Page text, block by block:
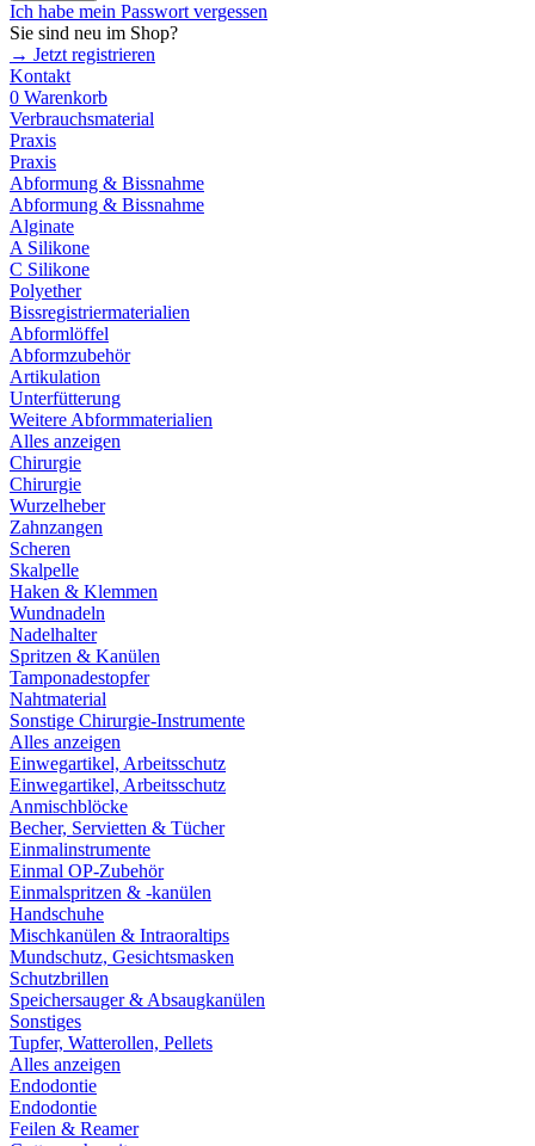
Ich habe mein Passwort vergessen
Sie sind neu im Shop?
→ Jetzt registrieren
Kontakt
0 Warenkorb
Verbrauchsmaterial
Praxis
Praxis
Abformung & Bissnahme
Abformung & Bissnahme
Alginate
A Silikone
C Silikone
Polyether
Bissregistriermaterialien
Abformlöffel
Abformzubehör
Artikulation
Unterfütterung
Weitere Abformmaterialien
Alles anzeigen
Chirurgie
Chirurgie
Wurzelheber
Zahnzangen
Scheren
Skalpelle
Haken & Klemmen
Wundnadeln
Nadelhalter
Spritzen & Kanülen
Tamponadestopfer
Nahtmaterial
Sonstige Chirurgie-Instrumente
Alles anzeigen
Einwegartikel, Arbeitsschutz
Einwegartikel, Arbeitsschutz
Anmischblöcke
Becher, Servietten & Tücher
Einmalinstrumente
Einmal OP-Zubehör
Einmalspritzen & -kanülen
Handschuhe
Mischkanülen & Intraoraltips
Mundschutz, Gesichtsmasken
Schutzbrillen
Speichersauger & Absaugkanülen
Sonstiges
Tupfer, Watterollen, Pellets
Alles anzeigen
Endodontie
Endodontie
Feilen & Reamer